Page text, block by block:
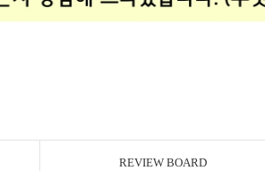
REVIEW BOARD